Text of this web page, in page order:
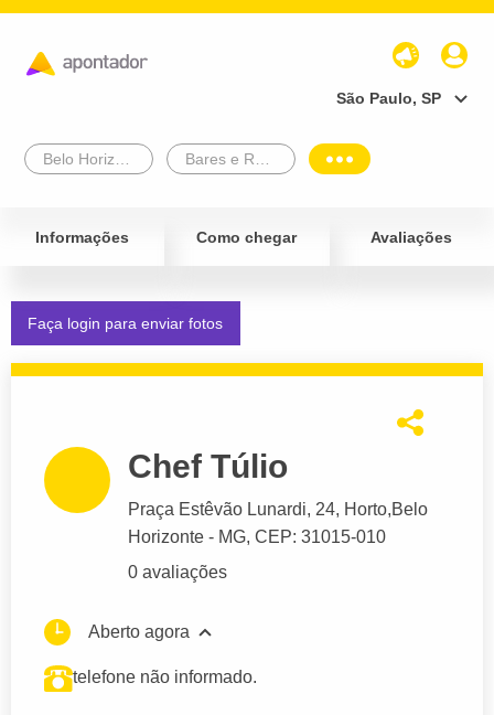
São Paulo, SP
Informações Como chegar Avaliações
Faça login para enviar fotos
Chef Túlio
Praça Estêvão Lunardi, 24, Horto,Belo
Horizonte - MG, CEP: 31015-010
0 avaliações
Aberto agora
telefone não informado.